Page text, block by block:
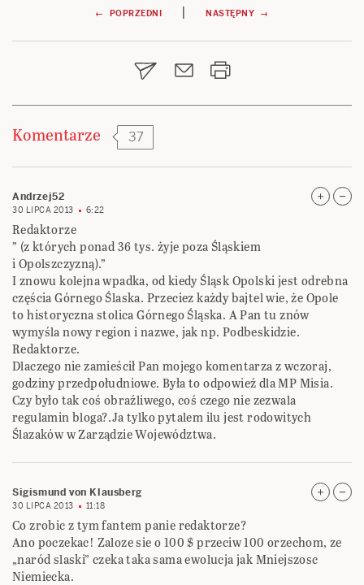
Nawigacja
wpisu
← POPRZEDNI | NASTĘPNY →
Komentarze 37
Andrzej52
30 LIPCA 2013 6:22
Redaktorze
” (z których ponad 36 tys. żyje poza Śląskiem
i Opolszczyzną).”
I znowu kolejna wpadka, od kiedy Śląsk Opolski jest odrebna
częścia Górnego Ślaska. Przeciez każdy bajtel wie, że Opole
to historyczna stolica Górnego Śląska. A Pan tu znów
wymyśla nowy region i nazwe, jak np. Podbeskidzie.
Redaktorze.
Dlaczego nie zamieścił Pan mojego komentarza z wczoraj,
godziny przedpołudniowe. Była to odpowieź dla MP Misia.
Czy było tak coś obraźliwego, coś czego nie zezwala
regulamin bloga?.Ja tylko pytalem ilu jest rodowitych
Ślazaków w Zarządzie Województwa.
Sigismund von Klausberg
30 LIPCA 2013 11:18
Co zrobic z tym fantem panie redaktorze?
Ano poczekac! Zaloze sie o 100 $ przeciw 100 orzechom, ze
„naród slaski” czeka taka sama ewolucja jak Mniejszosc
Niemiecka.